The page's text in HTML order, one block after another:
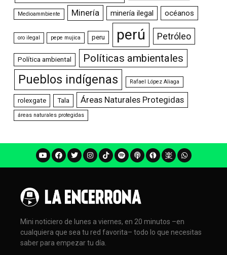
Medioammbiente Minería minería ilegal océanos
oro ilegal pepe mujica peru perú Petróleo
Política ambiental Políticas ambientales
Pueblos indígenas Rafael López Aliaga
rolexgate Tala Áreas Naturales Protegidas
áreas naturales protegidas
Mini noticiero de lunes a viernes, en 20 minutos –en
cualquiera que sea tu red favorita– todo lo que necesitas
saber para empezar tu día.